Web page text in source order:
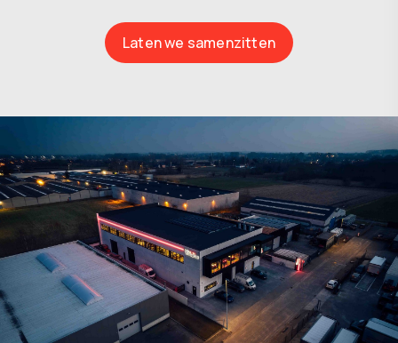
Laten we samenzitten